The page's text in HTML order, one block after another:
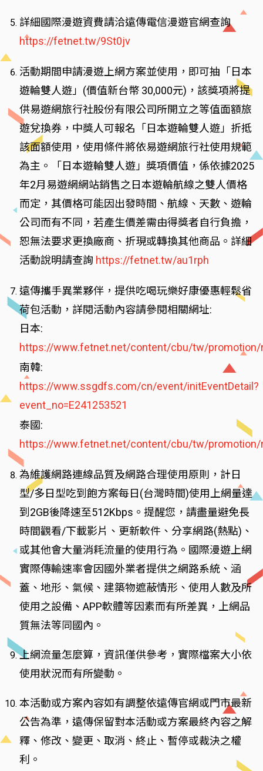
詳細國際漫遊資費請洽遠傳電信漫遊官網查詢
https://fetnet.tw/9St0jv
活動期間申請漫遊上網方案並使用，即可抽「日本
遊輪雙人遊」(價值新台幣 30,000元)，該獎項將提
供易遊網旅行社股份有限公司所開立之等值面額旅
遊兌換券，中獎人可報名「日本遊輪雙人遊」折抵
該面額使用，使用條件將依易遊網旅行社使用規範
為主。「日本遊輪雙人遊」獎項價值，係依據2025
年2月易遊網網站銷售之日本遊輪航線之雙人價格
而定，其價格可能因出發時間、航線、天數、遊輪
公司而有不同，若產生價差需由得獎者自行負擔，
恕無法要求更換廠商、折現或轉換其他商品。詳細
活動說明請查詢 https://fetnet.tw/au1rph
遠傳攜手異業夥伴，提供吃喝玩樂好康優惠輕鬆省
荷包活動，詳閱活動內容請參閱相關網址:
日本:
https://www.fetnet.net/content/cbu/tw/promotion/
南韓:
https://www.ssgdfs.com/cn/event/initEventDetail?
event_no=E241253521
泰國:
https://www.fetnet.net/content/cbu/tw/promotion/
為維護網路連線品質及網路合理使用原則，計日
型/多日型吃到飽方案每日(台灣時間)使用上網量達
到2GB後降速至512Kbps。提醒您，請盡量避免長
時間觀看/下載影片、更新軟件、分享網路(熱點)、
或其他會大量消耗流量的使用行為。國際漫遊上網
實際傳輸速率會因國外業者提供之網路系統、涵
蓋、地形、氣候、建築物遮蔽情形、使用人數及所
使用之設備、APP軟體等因素而有所差異，上網品
質無法等同國內。
上網流量怎麼算，資訊僅供參考，實際檔案大小依
使用狀況而有所變動。
本活動或方案內容如有調整依遠傳官網或門市最新
公告為準，遠傳保留對本活動或方案最終內容之解
釋、修改、變更、取消、終止、暫停或裁決之權
利。